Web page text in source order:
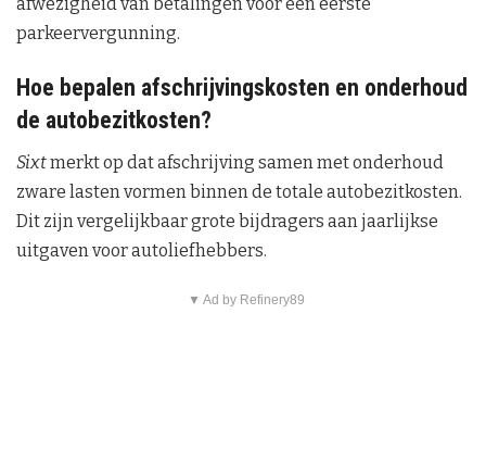
parkeervergunning.
Hoe bepalen afschrijvingskosten en onderhoud
de autobezitkosten?
Sixtmerkt op dat afschrijving samen met onderhoud
zware lasten vormen binnen de totale autobezitkosten.
Dit zijn vergelijkbaar grote bijdragers aan jaarlijkse
uitgaven voor autoliefhebbers.
▼ Ad by Refinery89